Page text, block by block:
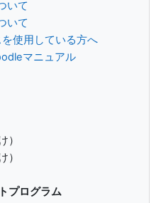
いて
いて
使用している方へ
マニュアル
）
）
プログラム